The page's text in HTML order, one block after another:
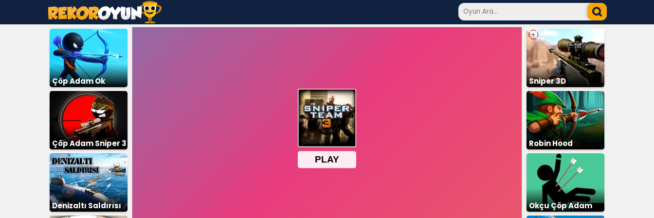
Çöp Adam Ok
Çöp Adam Sniper 3
Denizaltı Saldırısı
Sniper 3D
Robin Hood
Okçu Çöp Adam